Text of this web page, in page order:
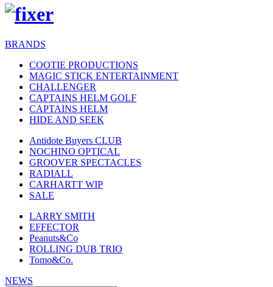
BRANDS
COOTIE PRODUCTIONS
MAGIC STICK ENTERTAINMENT
CHALLENGER
CAPTAINS HELM GOLF
CAPTAINS HELM
HIDE AND SEEK
Antidote Buyers CLUB
NOCHINO OPTICAL
GROOVER SPECTACLES
RADIALL
CARHARTT WIP
SALE
LARRY SMITH
EFFECTOR
Peanuts&Co
ROLLING DUB TRIO
Tomo&Co.
NEWS